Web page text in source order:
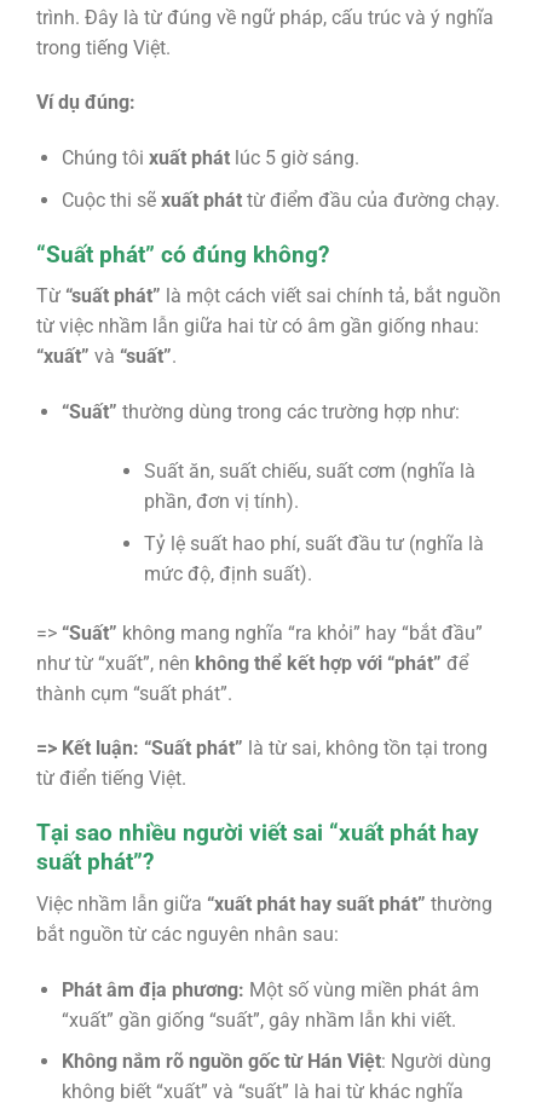
trình. Đây là từ đúng về ngữ pháp, cấu trúc và ý nghĩa
trong tiếng Việt.
Ví dụ đúng:
Chúng tôi xuất phátlúc 5 giờ sáng.
Cuộc thi sẽ xuất pháttừ điểm đầu của đường chạy.
“Suất phát” có đúng không?
Từ “suất phát” là một cách viết sai chính tả, bắt nguồn
từ việc nhầm lẫn giữa hai từ có âm gần giống nhau:
“xuất” và “suất”.
“Suất” thường dùng trong các trường hợp như:
Suất ăn, suất chiếu, suất cơm (nghĩa là
phần, đơn vị tính).
Tỷ lệ suất hao phí, suất đầu tư (nghĩa là
mức độ, định suất).
=> “Suất” không mang nghĩa “ra khỏi” hay “bắt đầu”
như từ “xuất”, nên không thể kết hợp với “phát” để
thành cụm “suất phát”.
=> Kết luận: “Suất phát” là từ sai, không tồn tại trong
từ điển tiếng Việt.
Tại sao nhiều người viết sai “xuất phát hay
suất phát”?
Việc nhầm lẫn giữa “xuất phát hay suất phát” thường
bắt nguồn từ các nguyên nhân sau:
Phát âm địa phương: Một số vùng miền phát âm
“xuất” gần giống “suất”, gây nhầm lẫn khi viết.
Không nắm rõ nguồn gốc từ Hán Việt: Người dùng
không biết “xuất” và “suất” là hai từ khác nghĩa